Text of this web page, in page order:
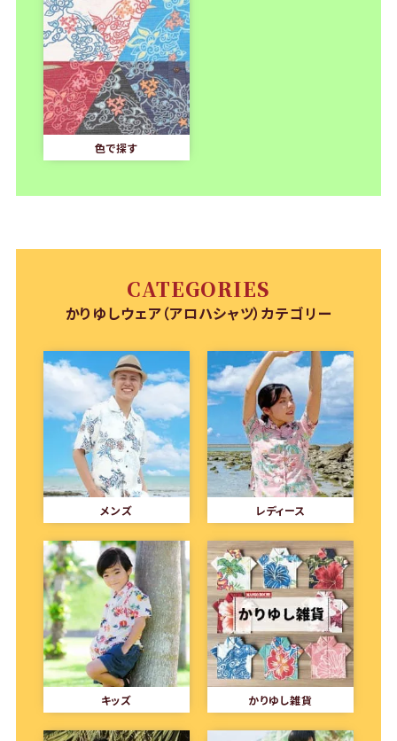
色で探す
CATEGORIES
かりゆしウェア（アロハシャツ）カテゴリー
メンズ レディース
キッズ かりゆし雑貨